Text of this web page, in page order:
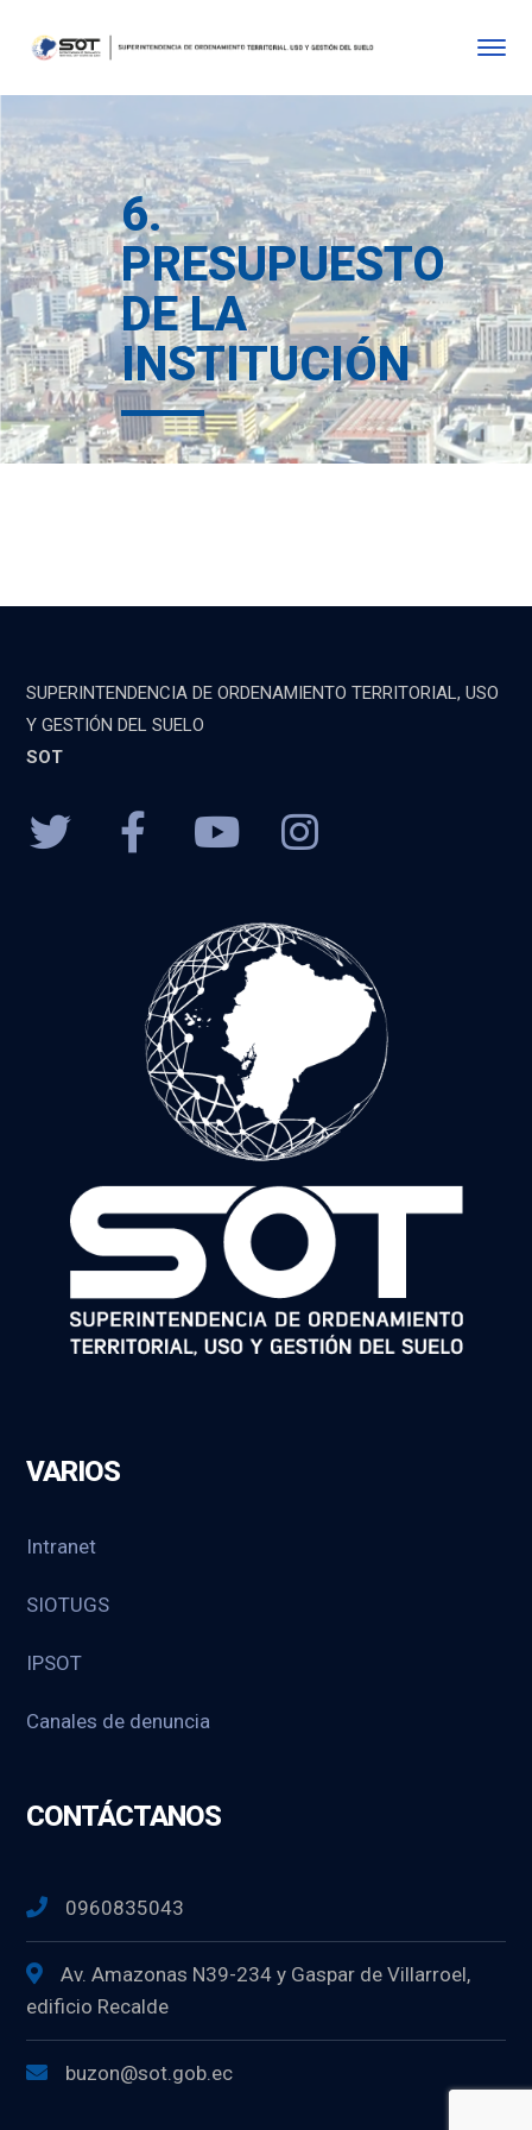
6.
PRESUPUESTO
DE LA
INSTITUCIÓN
SUPERINTENDENCIA DE ORDENAMIENTO TERRITORIAL, USO
Y GESTIÓN DEL SUELO
SOT
VARIOS
Intranet
SIOTUGS
IPSOT
Canales de denuncia
CONTÁCTANOS
0960835043
Av. Amazonas N39-234 y Gaspar de Villarroel,
edificio Recalde
buzon@sot.gob.ec